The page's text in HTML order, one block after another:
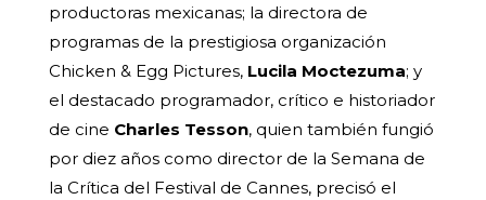
productoras mexicanas; la directora de
programas de la prestigiosa organización
Chicken & Egg Pictures, Lucila Moctezuma; y
el destacado programador, crítico e historiador
de cine Charles Tesson, quien también fungió
por diez años como director de la Semana de
la Crítica del Festival de Cannes, precisó el